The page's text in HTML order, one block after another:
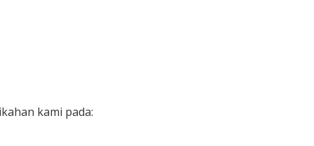
kami pada: